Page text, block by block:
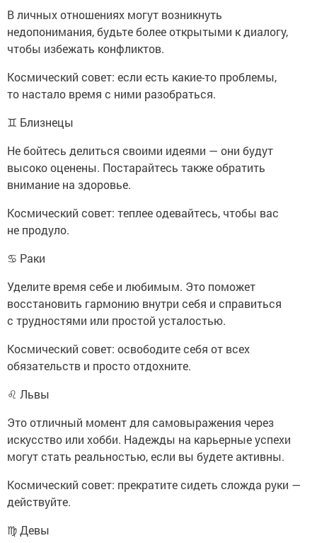
В личных отношениях могут возникнуть
недопонимания, будьте более открытыми к диалогу,
чтобы избежать конфликтов.
Космический совет: если есть какие-то проблемы,
то настало время с ними разобраться.
♊ Близнецы
Не бойтесь делиться своими идеями — они будут
высоко оценены. Постарайтесь также обратить
внимание на здоровье.
Космический совет: теплее одевайтесь, чтобы вас
не продуло.
♋ Раки
Уделите время себе и любимым. Это поможет
восстановить гармонию внутри себя и справиться
с трудностями или простой усталостью.
Космический совет: освободите себя от всех
обязательств и просто отдохните.
♌ Львы
Это отличный момент для самовыражения через
искусство или хобби. Надежды на карьерные успехи
могут стать реальностью, если вы будете активны.
Космический совет: прекратите сидеть сложда руки —
действуйте.
♍ Девы